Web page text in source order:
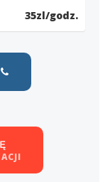
35zl/godz.